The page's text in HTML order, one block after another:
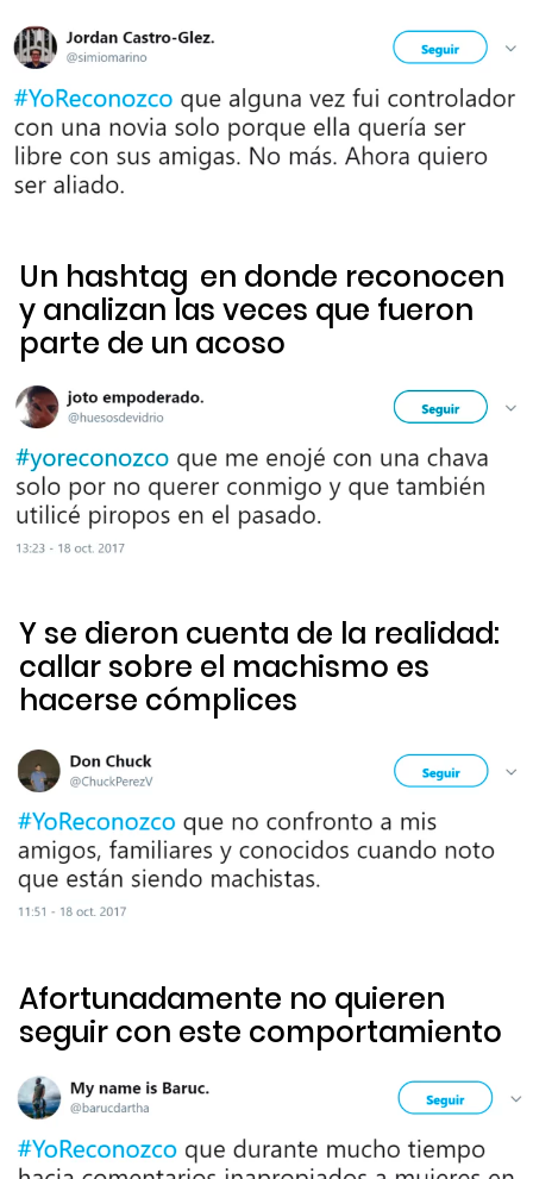
Un hashtag en donde reconocen
y analizan las veces que fueron
parte de un acoso
Y se dieron cuenta de la realidad:
callar sobre el machismo es
hacerse cómplices
Afortunadamente no quieren
seguir con este comportamiento